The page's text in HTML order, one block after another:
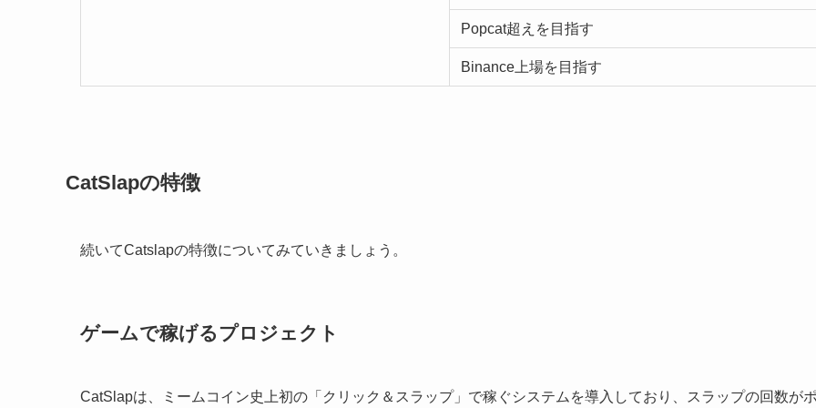
Popcat超えを目指す
Binance上場を目指す
CatSlapの特徴
続いてCatslapの特徴についてみていきましょう。
ゲームで稼げるプロジェクト
CatSlapは、ミームコイン史上初の「クリック＆スラップ」で稼ぐシステムを導入しており、スラップの回数が